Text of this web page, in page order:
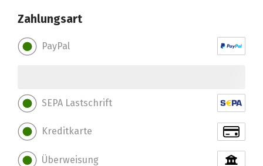
Zahlungsart
PayPal
SEPA Lastschrift
Kreditkarte
Überweisung